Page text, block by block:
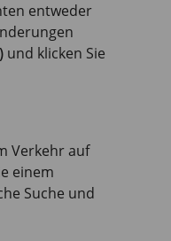
entweder
und klicken Sie
Verkehr auf
einem
Suche und